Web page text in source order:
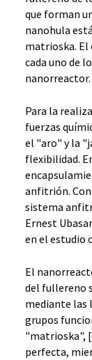
que forman
nanohula
matrioska. El
cada uno de
nanorreactor.
Para la
fuerzas
el "aro" y la
flexibilidad.
anfitrión.
sistema
Ernest
en el estudio
El
del fullereno
mediante las
grupos
"matrioska",
perfecta,